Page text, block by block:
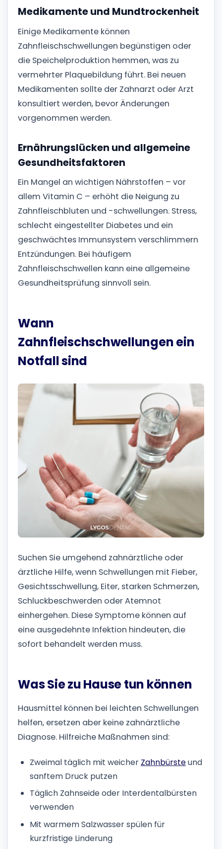
Medikamente und Mundtrockenheit
Einige Medikamente können
Zahnfleischschwellungen begünstigen oder
die Speichelproduktion hemmen, was zu
vermehrter Plaquebildung führt. Bei neuen
Medikamenten sollte der Zahnarzt oder Arzt
konsultiert werden, bevor Änderungen
vorgenommen werden.
Ernährungslücken und allgemeine
Gesundheitsfaktoren
Ein Mangel an wichtigen Nährstoffen – vor
allem Vitamin C – erhöht die Neigung zu
Zahnfleischbluten und -schwellungen. Stress,
schlecht eingestellter Diabetes und ein
geschwächtes Immunsystem verschlimmern
Entzündungen. Bei häufigem
Zahnfleischschwellen kann eine allgemeine
Gesundheitsprüfung sinnvoll sein.
Wann
Zahnfleischschwellungen ein
Notfall sind
Suchen Sie umgehend zahnärztliche oder
ärztliche Hilfe, wenn Schwellungen mit Fieber,
Gesichtsschwellung, Eiter, starken Schmerzen,
Schluckbeschwerden oder Atemnot
einhergehen. Diese Symptome können auf
eine ausgedehnte Infektion hindeuten, die
sofort behandelt werden muss.
Was Sie zu Hause tun können
Hausmittel können bei leichten Schwellungen
helfen, ersetzen aber keine zahnärztliche
Diagnose. Hilfreiche Maßnahmen sind:
Zweimal täglich mit weicher Zahnbürsteund
sanftem Druck putzen
Täglich Zahnseide oder Interdentalbürsten
verwenden
Mit warmem Salzwasser spülen für
kurzfristige Linderung